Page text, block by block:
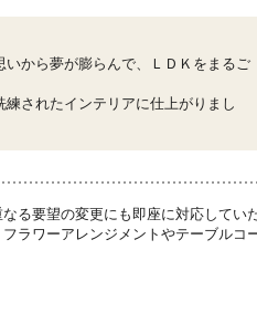
から夢が膨らんで、ＬＤＫをまるご
されたインテリアに仕上がりまし
なる要望の変更にも即座に対応して
フラワーアレンジメントやテーブルコ